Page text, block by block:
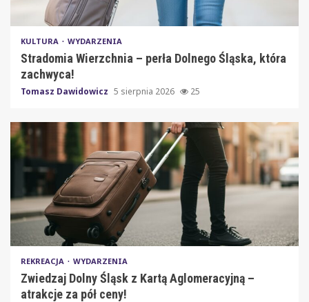
KULTURA WYDARZENIA
Stradomia Wierzchnia – perła Dolnego Śląska, która
zachwyca!
Tomasz Dawidowicz 5 sierpnia 2026 25
REKREACJA WYDARZENIA
Zwiedzaj Dolny Śląsk z Kartą Aglomeracyjną –
atrakcje za pół ceny!